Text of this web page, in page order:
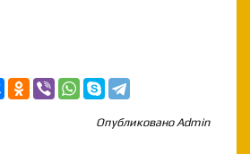
ОпубликованоAdmin